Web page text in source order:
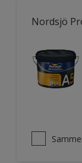
Nordsjö